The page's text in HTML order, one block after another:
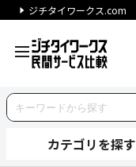
ジチタイワークス.com
カテゴリを探す